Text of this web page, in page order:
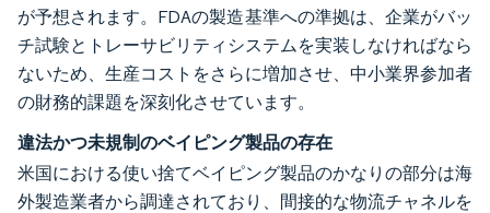
が予想されます。FDAの製造基準への準拠は、企業がバッ
チ試験とトレーサビリティシステムを実装しなければなら
ないため、生産コストをさらに増加させ、中小業界参加者
の財務的課題を深刻化させています。
違法かつ未規制のベイピング製品の存在
米国における使い捨てベイピング製品のかなりの部分は海
外製造業者から調達されており、間接的な物流チャネルを